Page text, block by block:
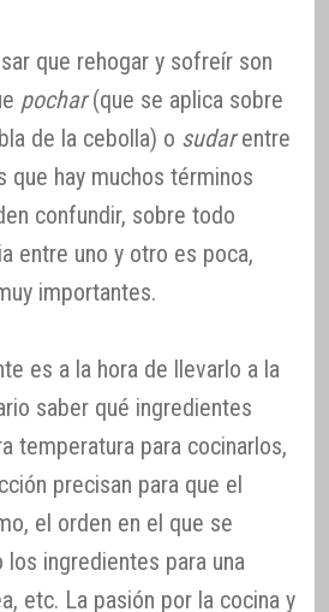
que rehogar y sofreír son
pochar(que se aplica sobre
de la cebolla) o sudarentre
que hay muchos términos
confundir, sobre todo
entre uno y otro es poca,
importantes.
es a la hora de llevarlo a la
saber qué ingredientes
temperatura para cocinarlos,
precisan para que el
el orden en el que se
los ingredientes para una
etc. La pasión por la cocina y